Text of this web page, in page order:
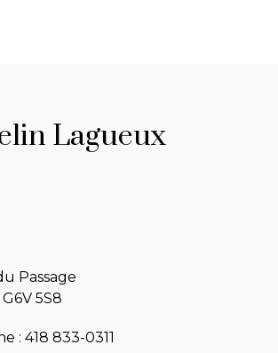
Lagueux
Passage
G6V 5S8
: 418 833-0311